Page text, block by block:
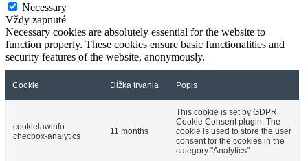
Necessary
Vždy zapnuté
Necessary cookies are absolutely essential for the website to
function properly. These cookies ensure basic functionalities and
security features of the website, anonymously.
Cookie Dĺžka trvania Popis
cookielawinfo-
checbox-analytics
11 months
This cookie is set by GDPR
Cookie Consent plugin. The
cookie is used to store the user
consent for the cookies in the
category "Analytics".